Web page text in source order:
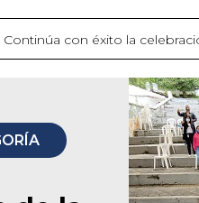
Continúa con éxito la